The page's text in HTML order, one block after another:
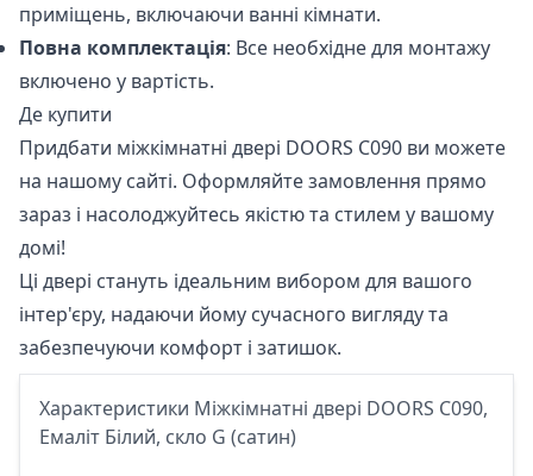
приміщень, включаючи ванні кімнати.
Повна комплектація: Все необхідне для монтажу
включено у вартість.
Де купити
Придбати міжкімнатні двері DOORS С090 ви можете
на нашому сайті. Оформляйте замовлення прямо
зараз і насолоджуйтесь якістю та стилем у вашому
домі!
Ці двері стануть ідеальним вибором для вашого
інтер'єру, надаючи йому сучасного вигляду та
забезпечуючи комфорт і затишок.
Характеристики Міжкімнатні двері DOORS С090,
Емаліт Білий, скло G (сатин)